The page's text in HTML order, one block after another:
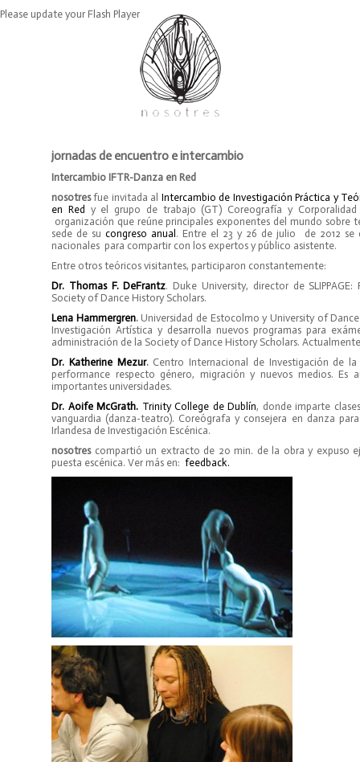
Please update your Flash Player
jornadas de encuentro e intercambio
Intercambio IFTR-Danza en Red
nosotresfue invitada al Intercambio de Investigación Práctica y
en Red y el grupo de trabajo (GT) Coreografía y
organización que reúne principales exponentes del mundo sobre
sede de sucongreso anual . Entre el 23 y 26 de julio de 2012 se
nacionales para compartir con los expertos y público asistente.
Entre otros teóricos visitantes, participaron constantemente:
Dr. Thomas F. DeFrantz. Duke University, director de
Society of Dance History Scholars.
Lena Hammergren.Universidad de Estocolmo y University of
Investigación Artística y desarrolla nuevos programas para
administración de la Society of Dance History Scholars.
Dr. Katherine Mezur.Centro Internacional de Investigación de
performance respecto género, migración y nuevos medios.
importantes universidades.
Dr. Aoife McGrath. Trinity College de Dublín, donde imparte
vanguardia (danza-teatro). Coreógrafa y consejera en danza
Irlandesa de Investigación Escénica.
nosotrescompartió un extracto de 20 min. de la obra y expuso
puesta escénica. Ver más en: feedback.